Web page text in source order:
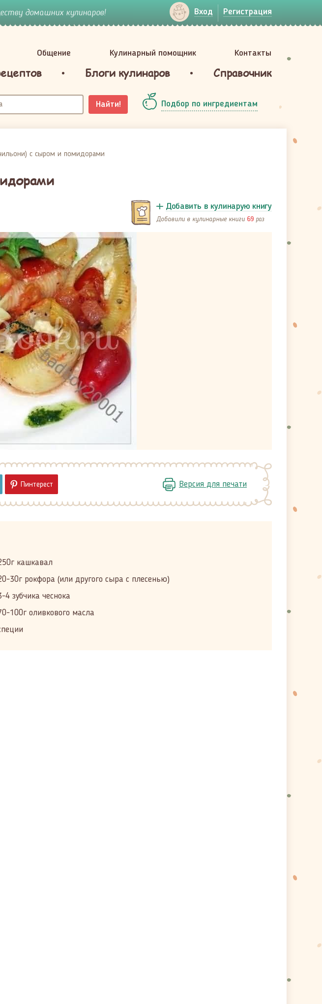
домашних кулинаров! Вход Регистрация
Общение Кулинарный помощник Контакты
Блоги кулинаров Справочник
Найти! Подбор по ингредиентам
с сыром и помидорами
Добавить в кулинарую книгу
Добавили в кулинарные книги 69 раз
Пинтерест Версия для печати
кашкавал
30г рокфора (или другого сыра с плесенью)
4 зубчика чеснока
100г оливкового масла